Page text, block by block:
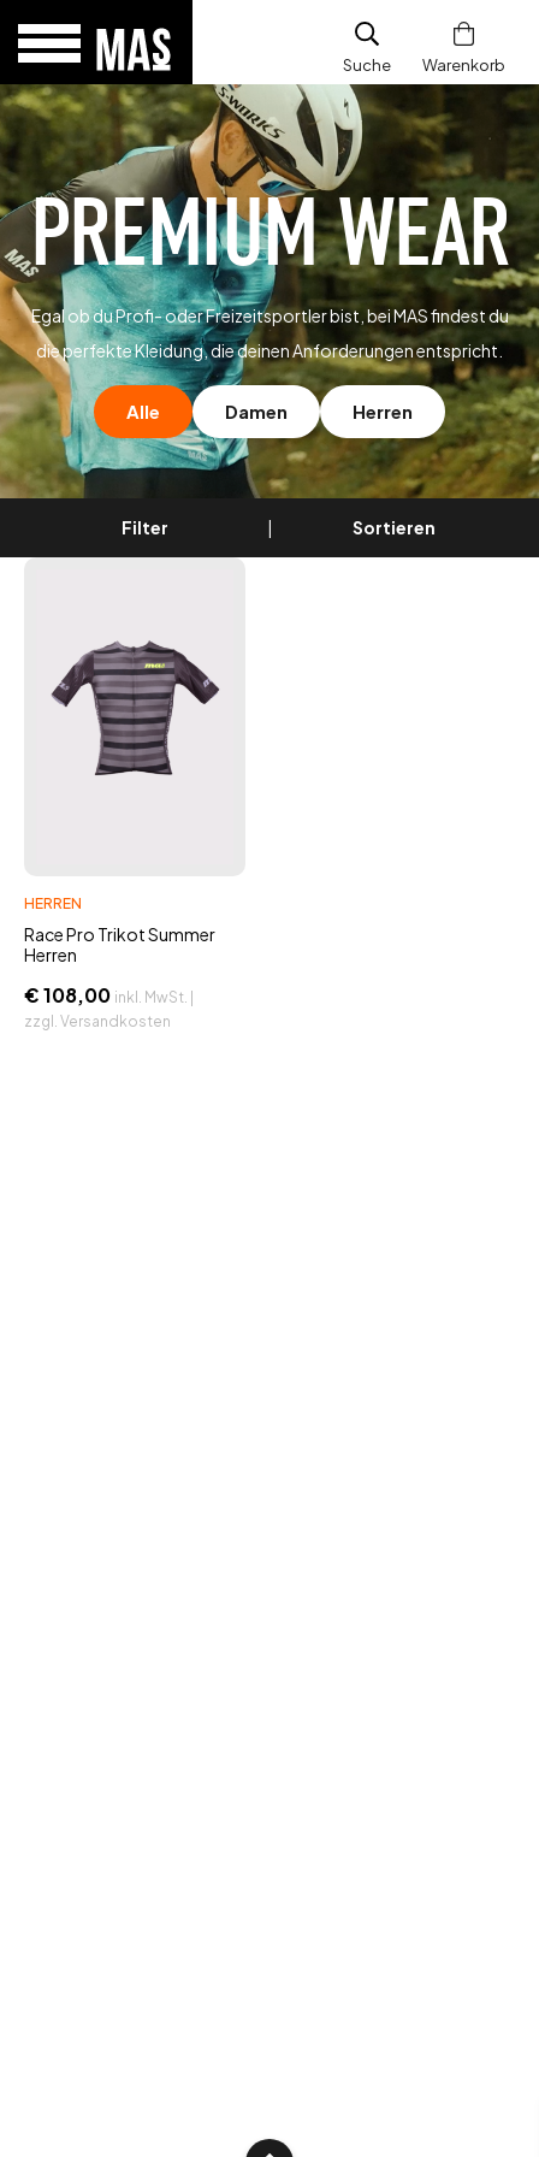
Suche Warenkorb
PREMIUM WEAR
Egal ob du Profi- oder Freizeitsportler bist, bei MAS findest du
die perfekte Kleidung, die deinen Anforderungen entspricht.
Alle Damen Herren
Filter | Sortieren
HERREN
Race Pro Trikot Summer
Herren
€108,00 inkl. MwSt. |
zzgl. Versandkosten